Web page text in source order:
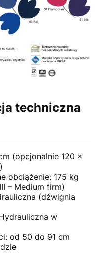
techniczna
(opcjonalnie 120 x
obciążenie: 175 kg
– Medium firm)
(dźwignia
w
od 50 do 91 cm